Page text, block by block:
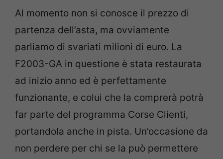
Al momento non si conosce il prezzo di
partenza dell’asta, ma ovviamente
parliamo di svariati milioni di euro. La
F2003-GA in questione è stata restaurata
ad inizio anno ed è perfettamente
funzionante, e colui che la comprerà potrà
far parte del programma Corse Clienti,
portandola anche in pista. Un’occasione da
non perdere per chi se la può permettere